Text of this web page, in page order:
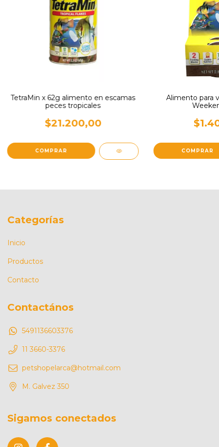
TetraMin x 62g alimento en escamas
peces tropicales
$21.200,00
Alimento para
Categorías
Inicio
Productos
Contacto
Contactános
5491136603376
11 3660-3376
petshopelarca@hotmail.com
M. Galvez 350
Sigamos conectados